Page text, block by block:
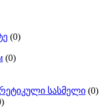
(0)
(0)
სასმელი (0)